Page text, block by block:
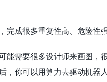
成很多重复性高、危险性强
能需要很多设计师来画图
，你可以用算力去驱动机